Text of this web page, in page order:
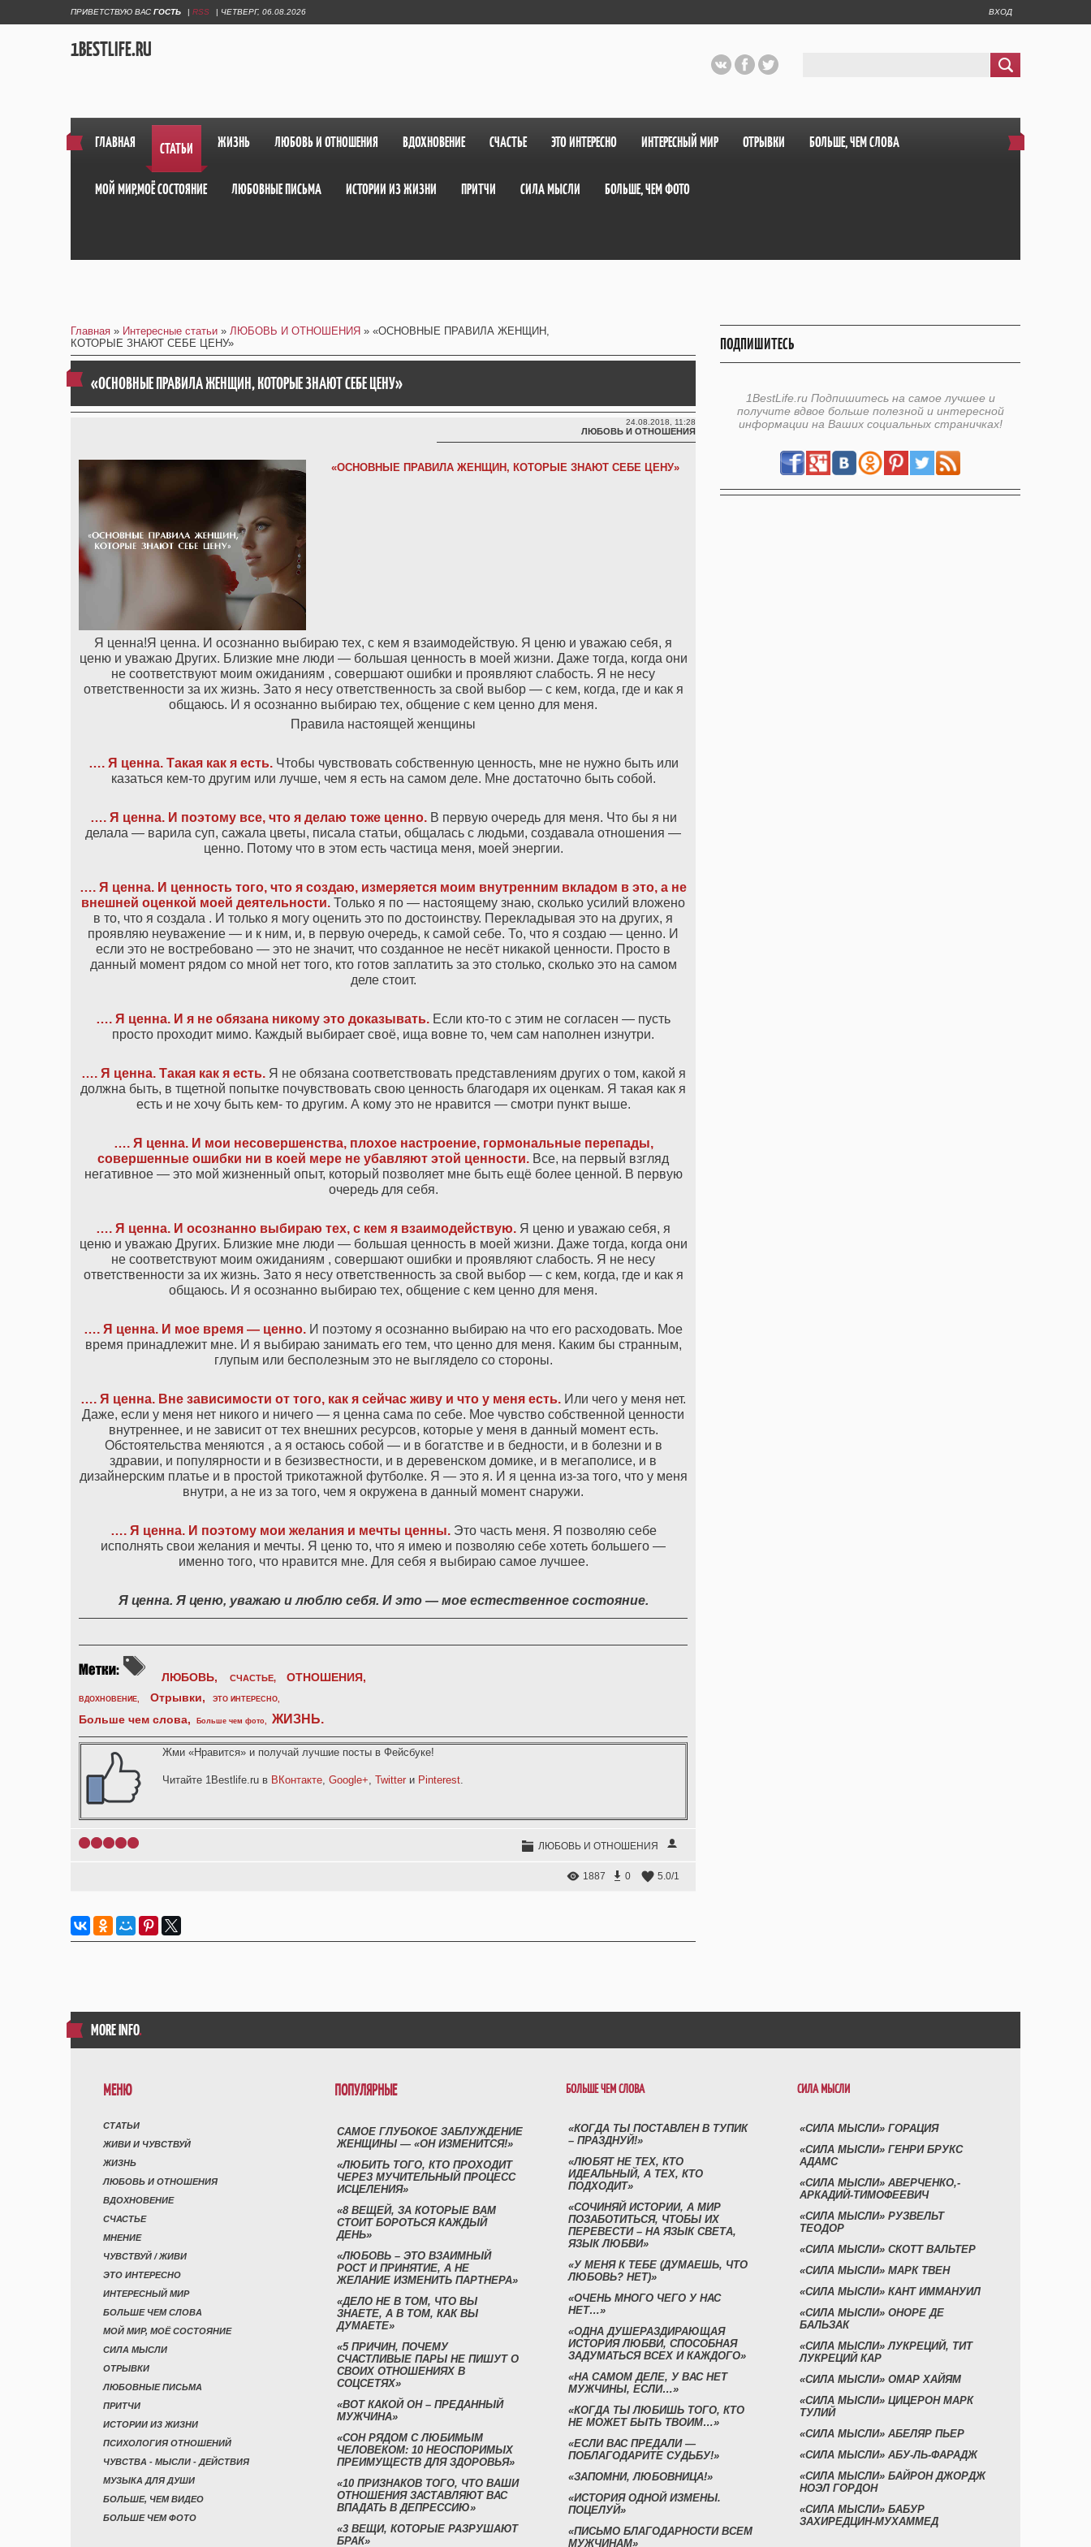
ПРИВЕТСТВУЮ ВАС ГОСТЬ | RSS | ЧЕТВЕРГ, 06.08.2026 ВХОД
1BESTLIFE.RU
ГЛАВНАЯ СТАТЬИ ЖИЗНЬ ЛЮБОВЬ И ОТНОШЕНИЯ ВДОХНОВЕНИЕ СЧАСТЬЕ ЭТО ИНТЕРЕСНО ИНТЕРЕСНЫЙ МИР ОТРЫВКИ БОЛЬШЕ, ЧЕМ СЛОВА
МОЙ МИР,МОЁ СОСТОЯНИЕ ЛЮБОВНЫЕ ПИСЬМА ИСТОРИИ ИЗ ЖИЗНИ ПРИТЧИ СИЛА МЫСЛИ БОЛЬШЕ, ЧЕМ ФОТО
Главная » Интересные статьи » ЛЮБОВЬ И ОТНОШЕНИЯ » «ОСНОВНЫЕ ПРАВИЛА ЖЕНЩИН,
КОТОРЫЕ ЗНАЮТ СЕБЕ ЦЕНУ»
«ОСНОВНЫЕ ПРАВИЛА ЖЕНЩИН, КОТОРЫЕ ЗНАЮТ СЕБЕ ЦЕНУ»
24.08.2018, 11:28
ЛЮБОВЬ И ОТНОШЕНИЯ
«ОСНОВНЫЕ ПРАВИЛА ЖЕНЩИН, КОТОРЫЕ ЗНАЮТ СЕБЕ ЦЕНУ»
Я ценна!Я ценна. И осознанно выбираю тех, с кем я взаимодействую. Я ценю и уважаю себя, я
ценю и уважаю Других. Близкие мне люди — большая ценность в моей жизни. Даже тогда, когда они
не соответствуют моим ожиданиям , совершают ошибки и проявляют слабость. Я не несу
ответственности за их жизнь. Зато я несу ответственность за свой выбор — с кем, когда, где и как я
общаюсь. И я осознанно выбираю тех, общение с кем ценно для меня.
Правила настоящей женщины
…. Я ценна. Такая как я есть. Чтобы чувствовать собственную ценность, мне не нужно быть или
казаться кем-то другим или лучше, чем я есть на самом деле. Мне достаточно быть собой.
…. Я ценна. И поэтому все, что я делаю тоже ценно. В первую очередь для меня. Что бы я ни
делала — варила суп, сажала цветы, писала статьи, общалась с людьми, создавала отношения —
ценно. Потому что в этом есть частица меня, моей энергии.
…. Я ценна. И ценность того, что я создаю, измеряется моим внутренним вкладом в это, а не
внешней оценкой моей деятельности. Только я по — настоящему знаю, сколько усилий вложено
в то, что я создала . И только я могу оценить это по достоинству. Перекладывая это на других, я
проявляю неуважение — и к ним, и, в первую очередь, к самой себе. То, что я создаю — ценно. И
если это не востребовано — это не значит, что созданное не несёт никакой ценности. Просто в
данный момент рядом со мной нет того, кто готов заплатить за это столько, сколько это на самом
деле стоит.
…. Я ценна. И я не обязана никому это доказывать. Если кто-то с этим не согласен — пусть
просто проходит мимо. Каждый выбирает своё, ища вовне то, чем сам наполнен изнутри.
…. Я ценна. Такая как я есть.Я не обязана соответствовать представлениям других о том, какой я
должна быть, в тщетной попытке почувствовать свою ценность благодаря их оценкам. Я такая как я
есть и не хочу быть кем- то другим. А кому это не нравится — смотри пункт выше.
…. Я ценна. И мои несовершенства, плохое настроение, гормональные перепады,
совершенные ошибки ни в коей мере не убавляют этой ценности. Все, на первый взгляд
негативное — это мой жизненный опыт, который позволяет мне быть ещё более ценной. В первую
очередь для себя.
…. Я ценна. И осознанно выбираю тех, с кем я взаимодействую. Я ценю и уважаю себя, я
ценю и уважаю Других. Близкие мне люди — большая ценность в моей жизни. Даже тогда, когда они
не соответствуют моим ожиданиям , совершают ошибки и проявляют слабость. Я не несу
ответственности за их жизнь. Зато я несу ответственность за свой выбор — с кем, когда, где и как я
общаюсь. И я осознанно выбираю тех, общение с кем ценно для меня.
…. Я ценна. И мое время — ценно. И поэтому я осознанно выбираю на что его расходовать. Мое
время принадлежит мне. И я выбираю занимать его тем, что ценно для меня. Каким бы странным,
глупым или бесполезным это не выглядело со стороны.
…. Я ценна. Вне зависимости от того, как я сейчас живу и что у меня есть. Или чего у меня нет.
Даже, если у меня нет никого и ничего — я ценна сама по себе. Мое чувство собственной ценности
внутреннее, и не зависит от тех внешних ресурсов, которые у меня в данный момент есть.
Обстоятельства меняются , а я остаюсь собой — и в богатстве и в бедности, и в болезни и в
здравии, и популярности и в безизвестности, и в деревенском домике, и в мегаполисе, и в
дизайнерским платье и в простой трикотажной футболке. Я — это я. И я ценна из-за того, что у меня
внутри, а не из за того, чем я окружена в данный момент снаружи.
…. Я ценна. И поэтому мои желания и мечты ценны.Это часть меня. Я позволяю себе
исполнять свои желания и мечты. Я ценю то, что я имею и позволяю себе хотеть большего —
именно того, что нравится мне. Для себя я выбираю самое лучшее.
Я ценна. Я ценю, уважаю и люблю себя. И это — мое естественное состояние.
ЛЮБОВЬ, СЧАСТЬЕ, ОТНОШЕНИЯ,
ВДОХНОВЕНИЕ, Отрывки, ЭТО ИНТЕРЕСНО,
Больше чем слова, Больше чем фото, ЖИЗНЬ.
Жми «Нравится» и получай лучшие посты в Фейсбуке!
Читайте 1Bestlife.ru в ВКонтакте, Google+, Twitter и Pinterest.
1 2 3 4 ЛЮБОВЬ И ОТНОШЕНИЯ
1887 0 5.0/1
ПОДПИШИТЕСЬ
1BestLife.ru Подпишитесь на самое лучшее и
получите вдвое больше полезной и интересной
информации на Ваших социальных страничках!
MORE INFO.
МЕНЮ
СТАТЬИ
ЖИВИ И ЧУВСТВУЙ
ЖИЗНЬ
ЛЮБОВЬ И ОТНОШЕНИЯ
ВДОХНОВЕНИЕ
СЧАСТЬЕ
МНЕНИЕ
ЧУВСТВУЙ / ЖИВИ
ЭТО ИНТЕРЕСНО
ИНТЕРЕСНЫЙ МИР
БОЛЬШЕ ЧЕМ СЛОВА
МОЙ МИР, МОЁ СОСТОЯНИЕ
СИЛА МЫСЛИ
ОТРЫВКИ
ЛЮБОВНЫЕ ПИСЬМА
ПРИТЧИ
ИСТОРИИ ИЗ ЖИЗНИ
ПСИХОЛОГИЯ ОТНОШЕНИЙ
ЧУВСТВА - МЫСЛИ - ДЕЙСТВИЯ
МУЗЫКА ДЛЯ ДУШИ
БОЛЬШЕ, ЧЕМ ВИДЕО
БОЛЬШЕ ЧЕМ ФОТО
ПОПУЛЯРНЫЕ
САМОЕ ГЛУБОКОЕ ЗАБЛУЖДЕНИЕ
ЖЕНЩИНЫ — «ОН ИЗМЕНИТСЯ!»
«ЛЮБИТЬ ТОГО, КТО ПРОХОДИТ
ЧЕРЕЗ МУЧИТЕЛЬНЫЙ ПРОЦЕСС
ИСЦЕЛЕНИЯ»
«8 ВЕЩЕЙ, ЗА КОТОРЫЕ ВАМ
СТОИТ БОРОТЬСЯ КАЖДЫЙ
ДЕНЬ»
«ЛЮБОВЬ – ЭТО ВЗАИМНЫЙ
РОСТ И ПРИНЯТИЕ, А НЕ
ЖЕЛАНИЕ ИЗМЕНИТЬ ПАРТНЕРА»
«ДЕЛО НЕ В ТОМ, ЧТО ВЫ
ЗНАЕТЕ, А В ТОМ, КАК ВЫ
ДУМАЕТЕ»
«5 ПРИЧИН, ПОЧЕМУ
СЧАСТЛИВЫЕ ПАРЫ НЕ ПИШУТ О
СВОИХ ОТНОШЕНИЯХ В
СОЦСЕТЯХ»
«ВОТ КАКОЙ ОН – ПРЕДАННЫЙ
МУЖЧИНА»
«СОН РЯДОМ С ЛЮБИМЫМ
ЧЕЛОВЕКОМ: 10 НЕОСПОРИМЫХ
ПРЕИМУЩЕСТВ ДЛЯ ЗДОРОВЬЯ»
«10 ПРИЗНАКОВ ТОГО, ЧТО ВАШИ
ОТНОШЕНИЯ ЗАСТАВЛЯЮТ ВАС
ВПАДАТЬ В ДЕПРЕССИЮ»
«3 ВЕЩИ, КОТОРЫЕ РАЗРУШАЮТ
БРАК»
БОЛЬШЕ ЧЕМ СЛОВА
«КОГДА ТЫ ПОСТАВЛЕН В ТУПИК
– ПРАЗДНУЙ!»
«ЛЮБЯТ НЕ ТЕХ, КТО
ИДЕАЛЬНЫЙ, А ТЕХ, КТО
ПОДХОДИТ»
«СОЧИНЯЙ ИСТОРИИ, А МИР
ПОЗАБОТИТЬСЯ, ЧТОБЫ ИХ
ПЕРЕВЕСТИ – НА ЯЗЫК СВЕТА,
ЯЗЫК ЛЮБВИ»
«У МЕНЯ К ТЕБЕ (ДУМАЕШЬ, ЧТО
ЛЮБОВЬ? НЕТ)»
«ОЧЕНЬ МНОГО ЧЕГО У НАС
НЕТ…»
«ОДНА ДУШЕРАЗДИРАЮЩАЯ
ИСТОРИЯ ЛЮБВИ, СПОСОБНАЯ
ЗАДУМАТЬСЯ ВСЕХ И КАЖДОГО»
«НА САМОМ ДЕЛЕ, У ВАС НЕТ
МУЖЧИНЫ, ЕСЛИ…»
«КОГДА ТЫ ЛЮБИШЬ ТОГО, КТО
НЕ МОЖЕТ БЫТЬ ТВОИМ…»
«ЕСЛИ ВАС ПРЕДАЛИ —
ПОБЛАГОДАРИТЕ СУДЬБУ!»
«ЗАПОМНИ, ЛЮБОВНИЦА!»
«ИСТОРИЯ ОДНОЙ ИЗМЕНЫ.
ПОЦЕЛУЙ»
«ПИСЬМО БЛАГОДАРНОСТИ ВСЕМ
МУЖЧИНАМ»
СИЛА МЫСЛИ
«СИЛА МЫСЛИ» ГОРАЦИЯ
«СИЛА МЫСЛИ» ГЕНРИ БРУКС
АДАМС
«СИЛА МЫСЛИ» АВЕРЧЕНКО,-
АРКАДИЙ-ТИМОФЕЕВИЧ
«СИЛА МЫСЛИ» РУЗВЕЛЬТ
ТЕОДОР
«СИЛА МЫСЛИ» СКОТТ ВАЛЬТЕР
«СИЛА МЫСЛИ» МАРК ТВЕН
«СИЛА МЫСЛИ» КАНТ ИММАНУИЛ
«СИЛА МЫСЛИ» ОНОРЕ ДЕ
БАЛЬЗАК
«СИЛА МЫСЛИ» ЛУКРЕЦИЙ, ТИТ
ЛУКРЕЦИЙ КАР
«СИЛА МЫСЛИ» ОМАР ХАЙЯМ
«СИЛА МЫСЛИ» ЦИЦЕРОН МАРК
ТУЛИЙ
«СИЛА МЫСЛИ» АБЕЛЯР ПЬЕР
«СИЛА МЫСЛИ» АБУ-ЛЬ-ФАРАДЖ
«СИЛА МЫСЛИ» БАЙРОН ДЖОРДЖ
НОЭЛ ГОРДОН
«СИЛА МЫСЛИ» БАБУР
ЗАХИРЕДЦИН-МУХАММЕД